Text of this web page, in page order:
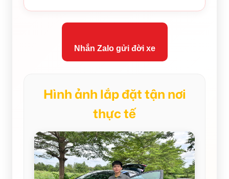
Nhắn Zalo gửi đời xe
Hình ảnh lắp đặt tận nơi
thực tế